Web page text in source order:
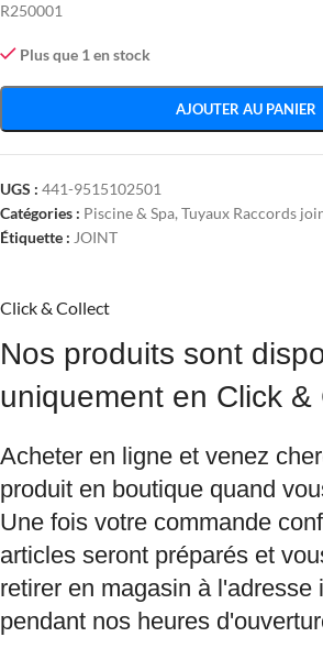
R250001
Plus que 1 en stock
AJOUTER AU PANIER
UGS : 441-9515102501
Catégories : Piscine & Spa, Tuyaux Raccords
Étiquette : JOINT
Click & Collect
Nos produits sont
uniquement en Click
Acheter en ligne et venez
produit en boutique quand
Une fois votre commande
articles seront préparés et
retirer en magasin à l'adresse
pendant nos heures